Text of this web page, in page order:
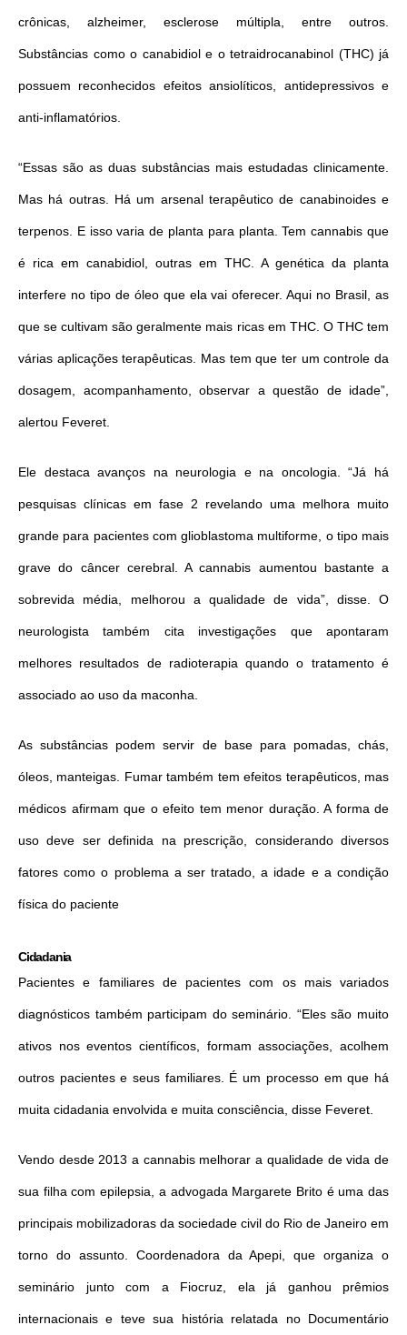
crônicas, alzheimer, esclerose múltipla, entre outros.
Substâncias como o canabidiol e o tetraidrocanabinol (THC) já
possuem reconhecidos efeitos ansiolíticos, antidepressivos e
anti-inflamatórios.
“Essas são as duas substâncias mais estudadas clinicamente.
Mas há outras. Há um arsenal terapêutico de canabinoides e
terpenos. E isso varia de planta para planta. Tem cannabis que
é rica em canabidiol, outras em THC. A genética da planta
interfere no tipo de óleo que ela vai oferecer. Aqui no Brasil, as
que se cultivam são geralmente mais ricas em THC. O THC tem
várias aplicações terapêuticas. Mas tem que ter um controle da
dosagem, acompanhamento, observar a questão de idade”,
alertou Feveret.
Ele destaca avanços na neurologia e na oncologia. “Já há
pesquisas clínicas em fase 2 revelando uma melhora muito
grande para pacientes com glioblastoma multiforme, o tipo mais
grave do câncer cerebral. A cannabis aumentou bastante a
sobrevida média, melhorou a qualidade de vida”, disse. O
neurologista também cita investigações que apontaram
melhores resultados de radioterapia quando o tratamento é
associado ao uso da maconha.
As substâncias podem servir de base para pomadas, chás,
óleos, manteigas. Fumar também tem efeitos terapêuticos, mas
médicos afirmam que o efeito tem menor duração. A forma de
uso deve ser definida na prescrição, considerando diversos
fatores como o problema a ser tratado, a idade e a condição
física do paciente
Cidadania
Pacientes e familiares de pacientes com os mais variados
diagnósticos também participam do seminário. “Eles são muito
ativos nos eventos científicos, formam associações, acolhem
outros pacientes e seus familiares. É um processo em que há
muita cidadania envolvida e muita consciência, disse Feveret.
Vendo desde 2013 a cannabis melhorar a qualidade de vida de
sua filha com epilepsia, a advogada Margarete Brito é uma das
principais mobilizadoras da sociedade civil do Rio de Janeiro em
torno do assunto. Coordenadora da Apepi, que organiza o
seminário junto com a Fiocruz, ela já ganhou prêmios
internacionais e teve sua história relatada no Documentário